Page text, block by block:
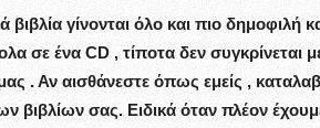
γίνονται όλο και πιο δημοφιλή
σε ένα CD , τίποτα δεν συγκρίνεται
. Αν αισθάνεστε όπως εμείς ,
βιβλίων σας. Ειδικά όταν πλέον